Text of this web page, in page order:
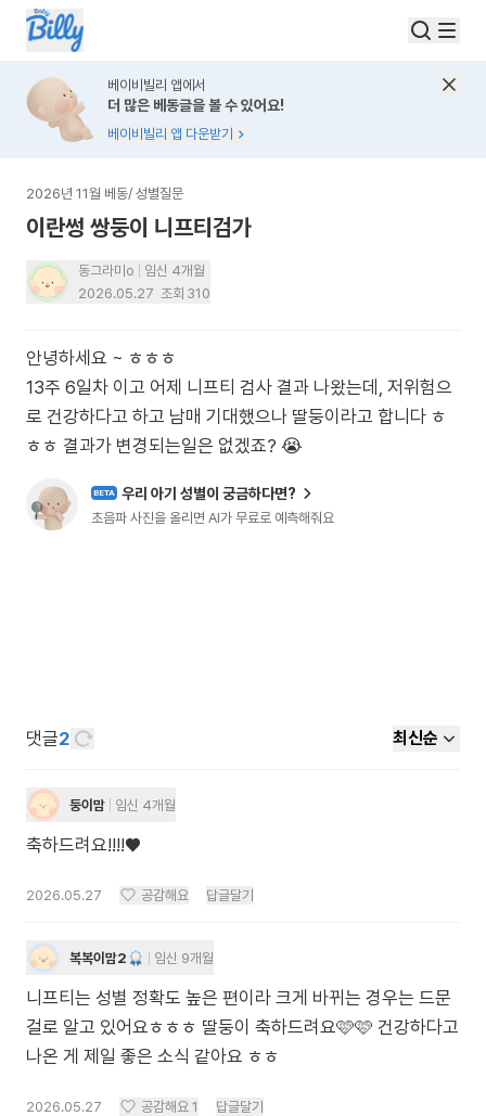
베이비빌리 앱에서
더 많은 베동글을 볼 수 있어요!
베이비빌리 앱 다운받기
2026년 11월 베동/ 성별질문
이란썽 쌍둥이 니프티검가
동그라미o
임신 4개월
2026.05.27 조회 310
안녕하세요 ~ ㅎㅎㅎ
13주 6일차 이고 어제 니프티 검사 결과 나왔는데, 저위험으
로 건강하다고 하고 남매 기대했으나 딸둥이라고 합니다 ㅎ
ㅎㅎ 결과가 변경되는일은 없겠죠? 😭
BETA 우리 아기 성별이 궁금하다면?
초음파 사진을 올리면 AI가 무료로 예측해줘요
댓글2 최신순
둥이맘 임신 4개월
축하드려요!!!!♥️
2026.05.27 공감해요 답글달기
복복이맘2 임신 9개월
니프티는 성별 정확도 높은 편이라 크게 바뀌는 경우는 드문
걸로 알고 있어요ㅎㅎㅎ 딸둥이 축하드려요🩷🩷 건강하다고
나온 게 제일 좋은 소식 같아요 ㅎㅎ
2026.05.27 공감해요 1 답글달기